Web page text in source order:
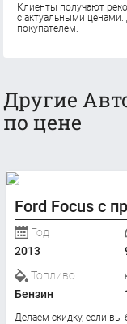
Клиенты получают
с актуальными
покупателем.
Другие
по цене
Ford Focus с
Год
2013
Топливо
Бензин
Делаем скидку, если вы